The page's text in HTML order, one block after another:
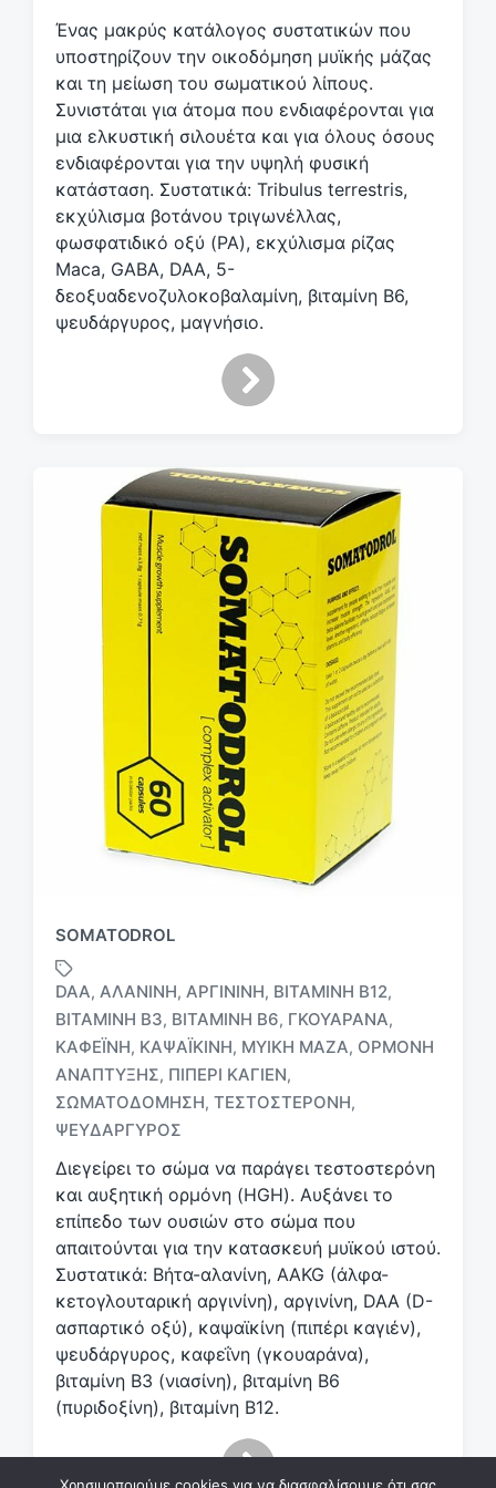
κ
έ
τ
α
Ένας μακρύς κατάλογος συστατικών που
υποστηρίζουν την οικοδόμηση μυϊκής μάζας
και τη μείωση του σωματικού λίπους.
Συνιστάται για άτομα που ενδιαφέρονται για
μια ελκυστική σιλουέτα και για όλους όσους
ενδιαφέρονται για την υψηλή φυσική
κατάσταση. Συστατικά: Tribulus terrestris,
εκχύλισμα βοτάνου τριγωνέλλας,
φωσφατιδικό οξύ (PA), εκχύλισμα ρίζας
Maca, GABA, DAA, 5-
δεοξυαδενοζυλοκοβαλαμίνη, βιταμίνη Β6,
ψευδάργυρος, μαγνήσιο.
SOMATODROL
ε
ε
τ
κ
έ
τ
α
DAA, ΑΛΑΝΊΝΗ, ΑΡΓΙΝΊΝΗ, ΒΙΤΑΜΊΝΗ B12,
ΒΙΤΑΜΊΝΗ B3, ΒΙΤΑΜΊΝΗ Β6, ΓΚΟΥΑΡΆΝΑ,
ΚΑΦΕΪ́ΝΗ, ΚΑΨΑΪΚΊΝΗ, ΜΥΙΚΉ ΜΆΖΑ, ΟΡΜΌΝΗ
ΑΝΆΠΤΥΞΗΣ, ΠΙΠΈΡΙ ΚΑΓΙΈΝ,
ΣΩΜΑΤΟΔΌΜΗΣΗ, ΤΕΣΤΟΣΤΕΡΌΝΗ,
ΨΕΥΔΆΡΓΥΡΟΣ
Διεγείρει το σώμα να παράγει τεστοστερόνη
και αυξητική ορμόνη (HGH). Αυξάνει το
επίπεδο των ουσιών στο σώμα που
απαιτούνται για την κατασκευή μυϊκού ιστού.
Συστατικά: Βήτα-αλανίνη, AAKG (άλφα-
κετογλουταρική αργινίνη), αργινίνη, DAA (D-
ασπαρτικό οξύ), καψαϊκίνη (πιπέρι καγιέν),
ψευδάργυρος, καφεΐνη (γκουαράνα),
βιταμίνη Β3 (νιασίνη), βιταμίνη Β6
(πυριδοξίνη), βιταμίνη Β12.